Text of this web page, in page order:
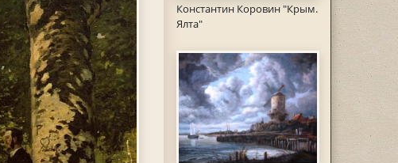
Константин Коровин "Крым.
Ялта"